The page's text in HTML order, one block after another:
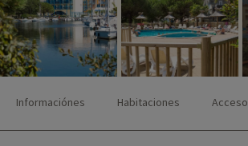
Informaciónes Habitaciones Acceso